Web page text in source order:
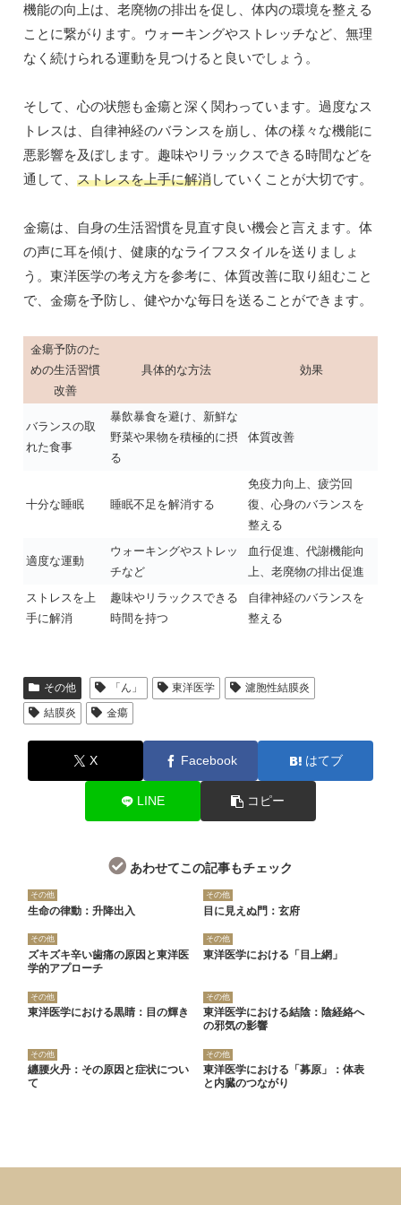
機能の向上は、老廃物の排出を促し、体内の環境を整える
ことに繋がります。ウォーキングやストレッチなど、無理
なく続けられる運動を見つけると良いでしょう。
そして、心の状態も金瘍と深く関わっています。過度なス
トレスは、自律神経のバランスを崩し、体の様々な機能に
悪影響を及ぼします。趣味やリラックスできる時間などを
通して、 ストレスを上手に解消していくことが大切です。
金瘍は、自身の生活習慣を見直す良い機会と言えます。体
の声に耳を傾け、健康的なライフスタイルを送りましょ
う。東洋医学の考え方を参考に、体質改善に取り組むこと
で、金瘍を予防し、健やかな毎日を送ることができます。
金瘍予防のた
めの生活習慣
改善
具体的な方法 効果
バランスの取
れた食事
暴飲暴食を避け、新鮮な
野菜や果物を積極的に摂
る
体質改善
十分な睡眠 睡眠不足を解消する
免疫力向上、疲労回
復、心身のバランスを
整える
適度な運動
ウォーキングやストレッ
チなど
血行促進、代謝機能向
上、老廃物の排出促進
ストレスを上
手に解消
趣味やリラックスできる
時間を持つ
自律神経のバランスを
整える
その他 「ん」 東洋医学
濾胞性結膜炎
結膜炎
金瘍
X Facebook はてブ
LINE コピー
あわせてこの記事もチェック
その他
生命の律動：升降出入
その他
目に見えぬ門：玄府
その他
ズキズキ辛い歯痛の原因と東洋医
学的アプローチ
その他
東洋医学における「目上網」
その他
東洋医学における黒睛：目の輝き
その他
東洋医学における結陰：陰経絡へ
の邪気の影響
その他
纏腰火丹：その原因と症状につい
て
その他
東洋医学における「募原」：体表
と内臓のつながり